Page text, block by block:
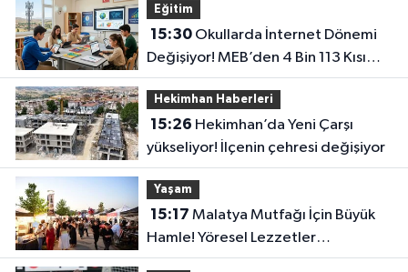
Eğitim
15:30Okullarda İnternet Dönemi
Değişiyor! MEB’den 4 Bin 113 Kısım
İçin Büyük İhale
Hekimhan Haberleri
15:26
yükseliyor! İlçenin çehresi değişiyor
Yaşam
15:17
Hamle! Yöresel Lezzetler
Gastronomi Sokağı’nda Buluştu